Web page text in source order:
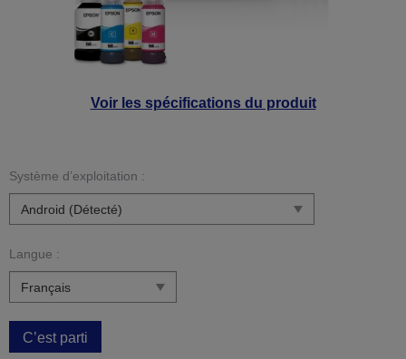
Voir les spécifications du produit
Système d’exploitation :
Langue :
C’est parti